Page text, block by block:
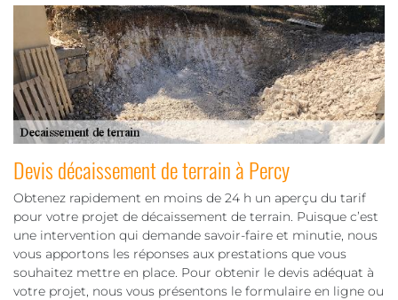
Devis décaissement de terrain à Percy
Obtenez rapidement en moins de 24 h un aperçu du tarif
pour votre projet de décaissement de terrain. Puisque c’est
une intervention qui demande savoir-faire et minutie, nous
vous apportons les réponses aux prestations que vous
souhaitez mettre en place. Pour obtenir le devis adéquat à
votre projet, nous vous présentons le formulaire en ligne ou